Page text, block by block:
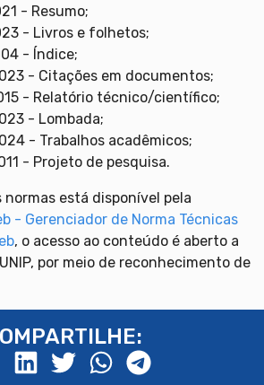
- Resumo;
- Livros e folhetos;
- Índice;
- Citações em documentos;
- Relatório técnico/científico;
- Lombada;
- Trabalhos acadêmicos;
- Projeto de pesquisa.
normas está disponível pela
- Gerenciador de Norma Técnicas
, o acesso ao conteúdo é aberto a
por meio de reconhecimento de